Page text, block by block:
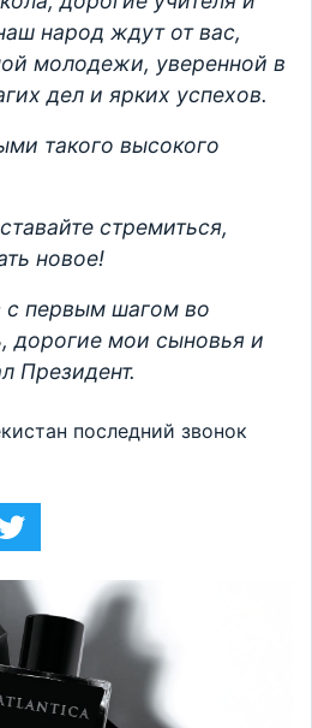
народ ждут от вас,
молодежи, уверенной в
дел и ярких успехов.
такого высокого
стремиться,
новое!
с первым шагом во
дорогие мои сыновья и
Президент.
последний звонок